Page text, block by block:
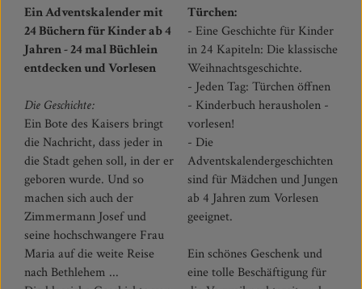
Ein Adventskalender mit
24 Büchern für Kinder ab 4
Jahren - 24 mal Büchlein
entdecken und Vorlesen
Die Geschichte:
Ein Bote des Kaisers bringt
die Nachricht, dass jeder in
die Stadt gehen soll, in der er
geboren wurde. Und so
machen sich auch der
Zimmermann Josef und
seine hochschwangere Frau
Maria auf die weite Reise
nach Bethlehem ...
Türchen:
- Eine Geschichte für Kinder
in 24 Kapiteln: Die klassische
Weihnachtsgeschichte.
- Jeden Tag: Türchen öffnen
- Kinderbuch herausholen -
vorlesen!
- Die
Adventskalendergeschichten
sind für Mädchen und Jungen
ab 4 Jahren zum Vorlesen
geeignet.
Ein schönes Geschenk und
eine tolle Beschäftigung für